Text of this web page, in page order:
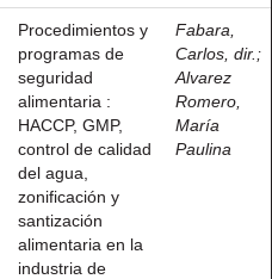
Procedimientos y
programas de
seguridad
alimentaria :
HACCP, GMP,
control de calidad
del agua,
zonificación y
santización
alimentaria en la
industria de
Fabara,
Carlos, dir. ;
Alvarez
Romero,
María
Paulina